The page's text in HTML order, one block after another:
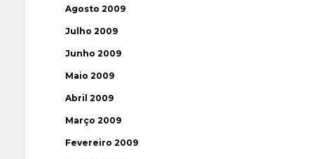
Agosto 2009
Julho 2009
Junho 2009
Maio 2009
Abril 2009
Março 2009
Fevereiro 2009